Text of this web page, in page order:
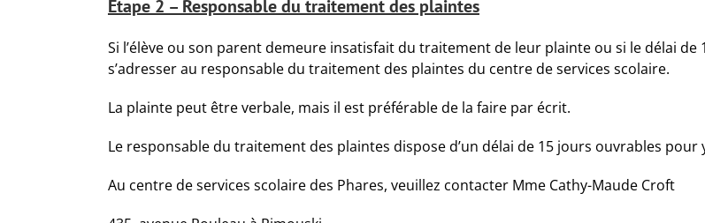
Étape 2 – Responsable du traitement des plaintes
Si l’élève ou son parent demeure insatisfait du traitement de leur plainte ou si le délai
s’adresser au responsable du traitement des plaintes du centre de services scolaire.
La plainte peut être verbale, mais il est préférable de la faire par écrit.
Le responsable du traitement des plaintes dispose d’un délai de 15 jours ouvrables pour
Au centre de services scolaire des Phares, veuillez contacter Mme Cathy-Maude Croft